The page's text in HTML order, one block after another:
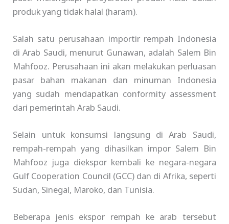
produk yang tidak halal (haram).
Salah satu perusahaan importir rempah Indonesia
di Arab Saudi, menurut Gunawan, adalah Salem Bin
Mahfooz. Perusahaan ini akan melakukan perluasan
pasar bahan makanan dan minuman Indonesia
yang sudah mendapatkan conformity assessment
dari pemerintah Arab Saudi.
Selain untuk konsumsi langsung di Arab Saudi,
rempah-rempah yang dihasilkan impor Salem Bin
Mahfooz juga diekspor kembali ke negara-negara
Gulf Cooperation Council (GCC) dan di Afrika, seperti
Sudan, Sinegal, Maroko, dan Tunisia.
Beberapa jenis ekspor rempah ke arab tersebut